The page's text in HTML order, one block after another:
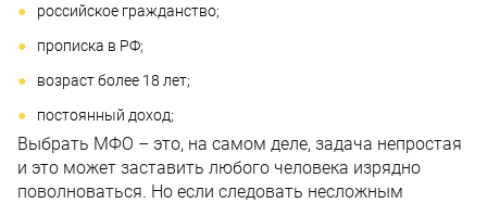
российское гражданство;
прописка в РФ;
возраст более 18 лет;
постоянный доход;
Выбрать МФО – это, на самом деле, задача непростая
и это может заставить любого человека изрядно
поволноваться. Но если следовать несложным